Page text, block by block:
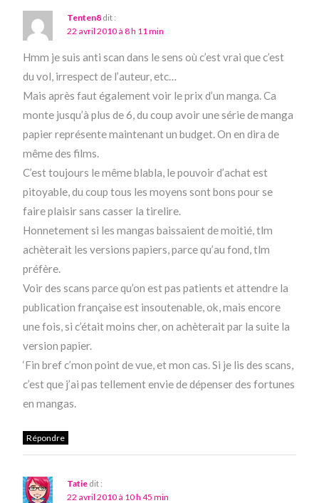
Tenten8 dit :
22 avril 2010 à 8 h 11 min
Hmm je suis anti scan dans le sens où c’est vrai que c’est
du vol, irrespect de l’auteur, etc…
Mais après faut également voir le prix d’un manga. Ca
monte jusqu’à plus de 6, du coup avoir une série de manga
papier représente maintenant un budget. On en dira de
même des films.
C’est toujours le même blabla, le pouvoir d’achat est
pitoyable, du coup tous les moyens sont bons pour se
faire plaisir sans casser la tirelire.
Honnetement si les mangas baissaient de moitié, tlm
achèterait les versions papiers, parce qu’au fond, tlm
préfère.
Voir des scans parce qu’on est pas patients et attendre la
publication française est insoutenable, ok, mais encore
une fois, si c’était moins cher, on achèterait par la suite la
version papier.
‘Fin bref c’mon point de vue, et mon cas. Si je lis des scans,
c’est que j’ai pas tellement envie de dépenser des fortunes
en mangas.
Répondre
Tatie dit :
22 avril 2010 à 10 h 45 min